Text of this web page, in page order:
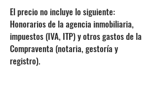
El precio no incluye lo siguiente:
Honorarios de la agencia inmobiliaria,
impuestos (IVA, ITP) y otros gastos de la
Compraventa (notaria, gestoría y
registro).